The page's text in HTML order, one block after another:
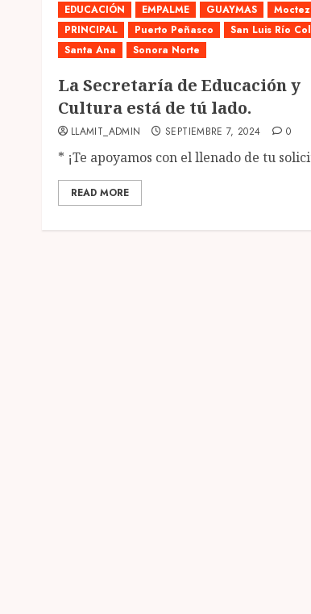
EDUCACIÓN
EMPALME GUAYMAS
PRINCIPAL
Puerto Peñasco
San Luis Río
Santa Ana
Sonora Norte
La Secretaría de Educación y
Cultura está de tú lado.
LLAMIT_ADMIN SEPTIEMBRE 7, 2024 0
* ¡Te apoyamos con el llenado de tu
READ MORE